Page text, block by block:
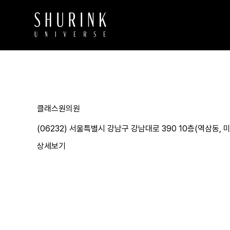
클래스원의원
(06232) 서울특별시 강남구 강남대로 390 10층(역삼동,
상세보기